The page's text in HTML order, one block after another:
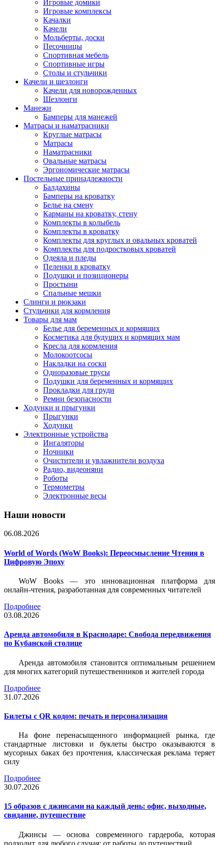
Игровые домики
Игровые комплексы
Качалки
Качели
Мольберты, доски
Песочницы
Спортивная мебель
Спортивные игры
Столы и стульчики
Качели и шезлонги
Качели для новорожденных
Шезлонги
Манежи
Бамперы для манежей
Матрасы и наматрасники
Круглые матрасы
Матрасы
Наматрасники
Овальные матрасы
Эргономические матрасы
Постельные принадлежности
Балдахины
Бамперы на кроватку
Белье на смену
Карманы на кроватку, стену
Комплекты в колыбель
Комплекты в кроватку
Комплекты для круглых и овальных кроватей
Комплекты для подростковых кроватей
Одеяла и пледы
Пеленки в кроватку
Подушки и позиционеры
Простыни
Спальные мешки
Слинги и рюкзаки
Стульчики для кормления
Товары для мам
Белье для беременных и кормящих
Косметика для будущих и кормящих мам
Кресла для кормления
Молокоотсосы
Накладки на соски
Одноразовые трусы
Подушки для беременных и кормящих
Прокладки для груди
Ремни безопасности
Ходунки и прыгунки
Прыгунки
Ходунки
Электронные устройства
Ингаляторы
Ночники
Очистители и увлажнители воздуха
Радио, видеоняни
Роботы
Термометры
Электронные весы
Наши новости
06.08.2026
World of Words (WoW Books): Переосмысление Чтения в
Цифровую Эпоху
WoW Books — это инновационная платформа для
онлайн-чтения, разработанная для современных читателей
Подробнее
03.08.2026
Аренда автомобиля в Краснодаре: Свобода передвижения
по Кубанской столице
Аренда автомобиля становится оптимальным решением
для многих категорий путешественников и жителей города
Подробнее
31.07.2026
Билеты c QR кодом: печать и персонализация
На фоне перенасыщенного информацией рынка, где
стандартные листовки и буклеты быстро оказываются в
мусорных баках без прочтения, классическая реклама теряет
силу
Подробнее
30.07.2026
15 образов с джинсами на каждый день: офис, выходные,
свидание, путешествие
Джинсы — основа современного гардероба, которая
подходит для любого случая: от работы до путешествий